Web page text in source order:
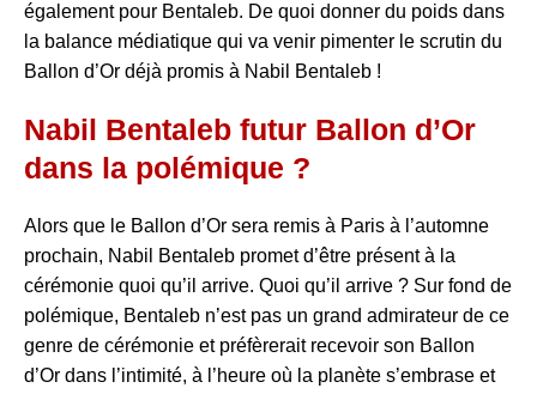
également pour Bentaleb. De quoi donner du poids dans
la balance médiatique qui va venir pimenter le scrutin du
Ballon d’Or déjà promis à Nabil Bentaleb !
Nabil Bentaleb futur Ballon d’Or
dans la polémique ?
Alors que le Ballon d’Or sera remis à Paris à l’automne
prochain, Nabil Bentaleb promet d’être présent à la
cérémonie quoi qu’il arrive. Quoi qu’il arrive ? Sur fond de
polémique, Bentaleb n’est pas un grand admirateur de ce
genre de cérémonie et préfèrerait recevoir son Ballon
d’Or dans l’intimité, à l’heure où la planète s’embrase et